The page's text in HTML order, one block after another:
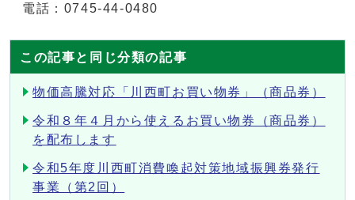
電話：0745-44-0480
この記事と同じ分類の記事
物価高騰対応「川西町お買い物券」（商品券）
令和８年４月から使えるお買い物券（商品券）
を配布します
令和5年度川西町消費喚起対策地域振興券発行
事業（第2回）